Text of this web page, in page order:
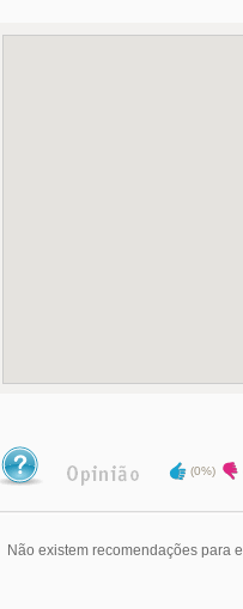
(0%)
Não existem recomendações para